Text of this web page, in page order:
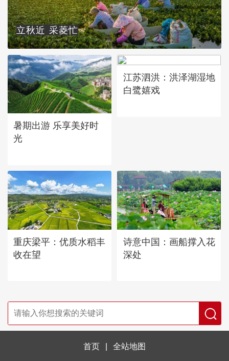
立秋近 采菱忙
暑期出游 乐享美好时
光
江苏泗洪：洪泽湖湿地
白鹭嬉戏
重庆梁平：优质水稻丰
收在望
诗意中国：画船撑入花
深处
首页 全站地图